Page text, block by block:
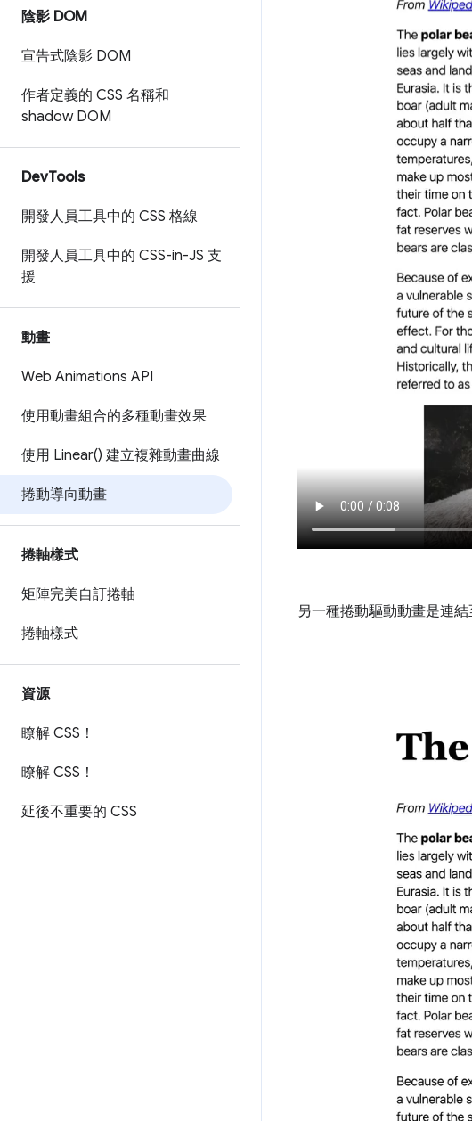
陰影 DOM
宣告式陰影 DOM
作者定義的 CSS 名稱和
shadow DOM
DevTools
開發人員工具中的 CSS 格線
開發人員工具中的 CSS-in-JS 支
援
動畫
Web Animations API
使用動畫組合的多種動畫效果
使用 Linear() 建立複雜動畫曲線
捲動導向動畫
捲軸樣式
矩陣完美自訂捲軸
捲軸樣式
資源
瞭解 CSS！
瞭解 CSS！
延後不重要的 CSS
另一種捲動驅動動畫是連